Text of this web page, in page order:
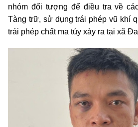
nhóm đối tượng để điều tra về
Tàng trữ, sử dụng trái phép vũ khí
trái phép chất ma túy xảy ra tại xã